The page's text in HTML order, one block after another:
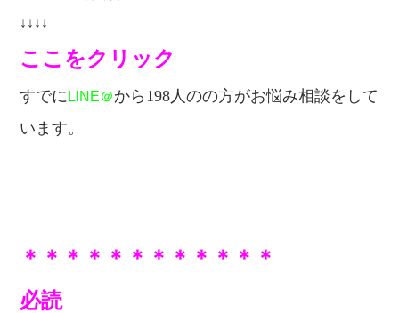
↓↓↓↓
ここをクリック
すでに LINE＠から198人のの方がお悩み相談をして
います。
＊＊＊＊＊＊＊＊＊＊＊＊
必読